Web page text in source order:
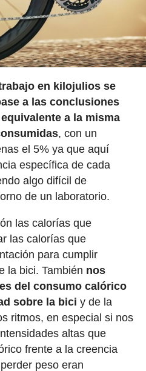
en kilojulios se
a las conclusiones
a la misma
, con un
el 5% ya que aquí
específica de cada
algo difícil de
de un laboratorio.
las calorías que
las calorías que
para cumplir
la bici. También nos
del consumo calórico
sobre la bici y de la
ritmos, en especial si nos
altas que
frente a la creencia
peso eran